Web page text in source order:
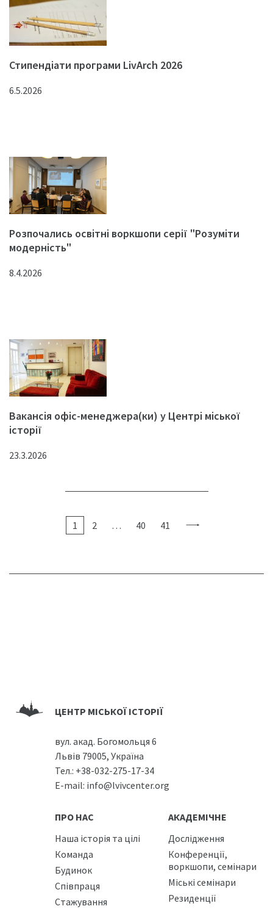
Стипендіати програми LivArch 2026
6.5.2026
Розпочались освітні воркшопи серії "Розуміти
модерність"
8.4.2026
Вакансія офіс-менеджера(ки) у Центрі міської
історії
23.3.2026
1 2 … 40 41
ЦЕНТР МІСЬКОЇ ІСТОРІЇ
вул. акад. Богомольця 6
Львів 79005, Україна
Тел.: +38-032-275-17-34
E-mail: info@lvivcenter.org
ПРО НАС
Наша історія та цілі
Команда
Будинок
Співпраця
Стажування
АКАДЕМІЧНЕ
Дослідження
Конференції,
воркшопи, семінари
Міські семінари
Резиденції